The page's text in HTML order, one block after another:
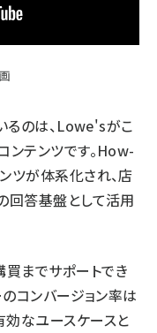
るのは、Lowe'sがこ
テンツです。How-
ツが体系化され、店
回答基盤として活用
までサポートでき
コンバージョン率は
なユースケースと